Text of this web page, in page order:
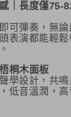
｜長度僅75-
可彈奏，無論
表演都能輕
桐木面板
學設計，共
低音溫潤，高